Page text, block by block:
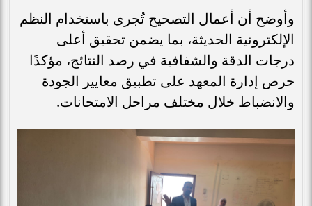
وأوضح أن أعمال التصحيح تُجرى باستخدام النظم
الإلكترونية الحديثة، بما يضمن تحقيق أعلى
درجات الدقة والشفافية في رصد النتائج، مؤكدًا
حرص إدارة المعهد على تطبيق معايير الجودة
والانضباط خلال مختلف مراحل الامتحانات.